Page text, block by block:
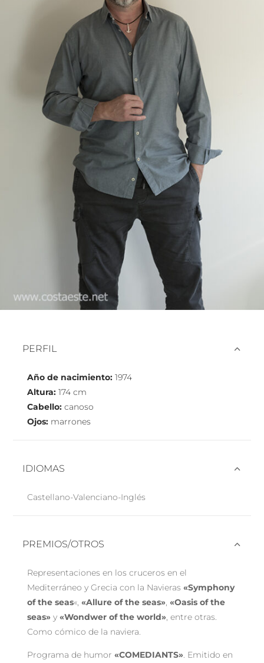
PERFIL
Año de nacimiento: 1974
Altura: 174 cm
Cabello: canoso
Ojos: marrones
IDIOMAS
Castellano-Valenciano-Inglés
PREMIOS/OTROS
Representaciones en los cruceros en el
Mediterráneo y Grecia con la Navieras«Symphony
of the seas«,«Allure of the seas»,«Oasis of the
seas» y«Wondwer of the world», entre otras.
Como cómico de la naviera.
Programa de humor «COMEDIANTS». Emitido en